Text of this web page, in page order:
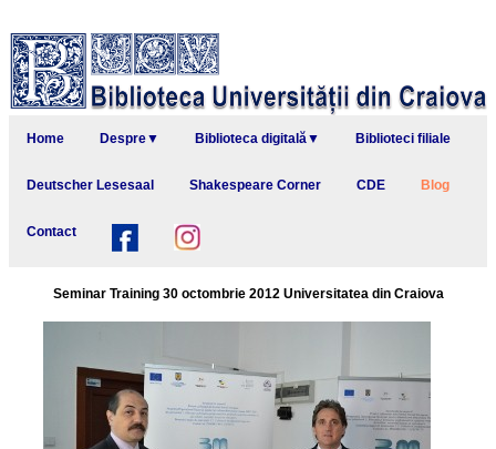
Home Despre▼ Biblioteca digitală▼ Biblioteci filiale
Deutscher Lesesaal Shakespeare Corner CDE Blog
Contact
Seminar Training 30 octombrie 2012 Universitatea din Craiova